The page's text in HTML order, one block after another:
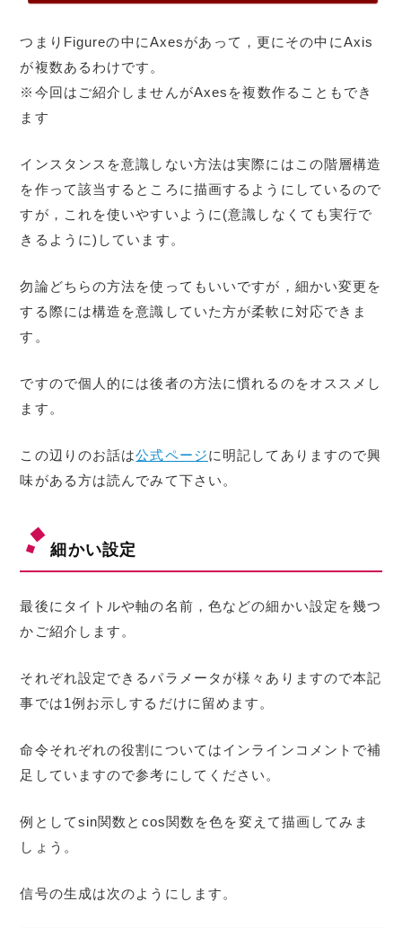
つまりFigureの中にAxesがあって，更にその中にAxis
が複数あるわけです。
※今回はご紹介しませんがAxesを複数作ることもでき
ます
インスタンスを意識しない方法は実際にはこの階層構造
を作って該当するところに描画するようにしているので
すが，これを使いやすいように(意識しなくても実行で
きるように)しています。
勿論どちらの方法を使ってもいいですが，細かい変更を
する際には構造を意識していた方が柔軟に対応できま
す。
ですので個人的には後者の方法に慣れるのをオススメし
ます。
この辺りのお話は公式ページに明記してありますので興
味がある方は読んでみて下さい。
細かい設定
最後にタイトルや軸の名前，色などの細かい設定を幾つ
かご紹介します。
それぞれ設定できるパラメータが様々ありますので本記
事では1例お示しするだけに留めます。
命令それぞれの役割についてはインラインコメントで補
足していますので参考にしてください。
例としてsin関数とcos関数を色を変えて描画してみま
しょう。
信号の生成は次のようにします。